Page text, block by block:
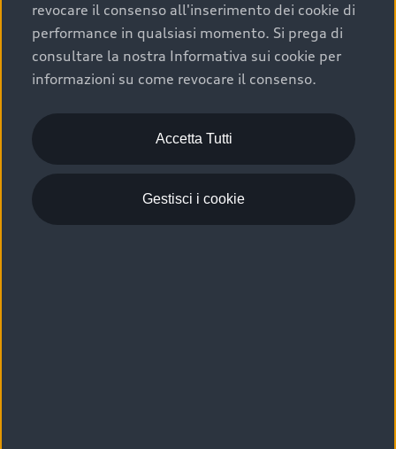
Acquistare un’auto usata in una Concessionaria ufficiale
Audi che offre l’usato garantito tramite Audi Prima
Scelta :plus, significa affidarsi ad un prodotto che viene
sottoposto a 110 controlli approfonditi e coperto da
garanzia fino a 4 anni per una maggiore tutela del tuo
acquisto.
revocare il consenso all'inserimento dei cookie di
performance in qualsiasi momento. Si prega di
consultare la nostra Informativa sui cookie per
informazioni su come revocare il consenso.
Accetta Tutti
Gestisci i cookie